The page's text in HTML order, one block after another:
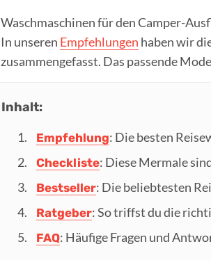
Waschmaschinen für den Camper-
In unseren Empfehlungen haben wir
zusammengefasst. Das passende
Inhalt:
Empfehlung: Die besten
Checkliste: Diese Mermale
Bestseller: Die beliebtesten
Ratgeber: So triffst du die
FAQ: Häufige Fragen und